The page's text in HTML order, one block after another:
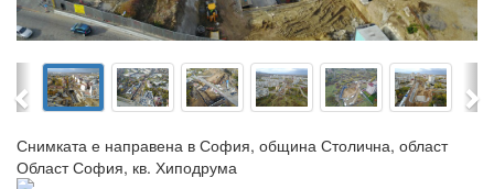
Previous
Снимката е направена в София, община Столична, област
Област София, кв. Хиподрума